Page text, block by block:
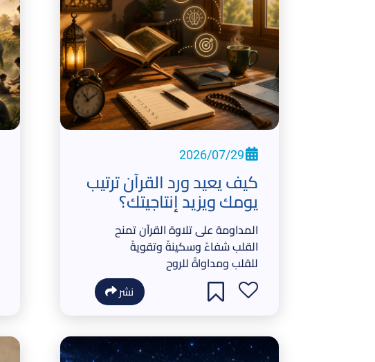
2026/07/29
كيف يعيد ورد القرآن ترتيب
يومك ويزيد إنتاجيتك؟
المداومة على تلاوة القرآن تمنح
القلب شفاءً وسكينةً وتقويةً
للقلب ومداواةً للروح
نشر